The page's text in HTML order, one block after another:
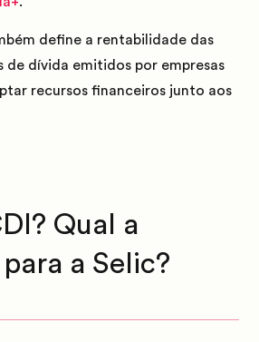
define a rentabilidade das
de dívida emitidos por empresas
recursos financeiros junto aos
Qual a
a Selic?